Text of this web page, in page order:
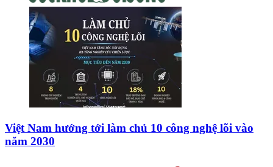
Việt Nam hướng tới làm chủ 10 công nghệ lõi vào
năm 2030